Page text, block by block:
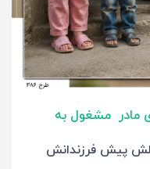
برای مادر مشغول به
پیش فرزندانش